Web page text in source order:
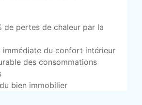
de pertes de chaleur par la
immédiate du confort intérieur
des consommations
bien immobilier